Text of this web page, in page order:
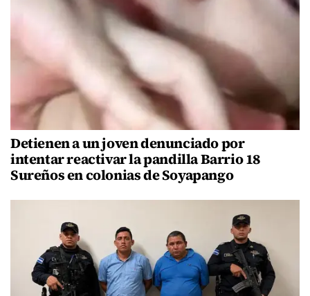
Detienen a un joven denunciado por
intentar reactivar la pandilla Barrio 18
Sureños en colonias de Soyapango